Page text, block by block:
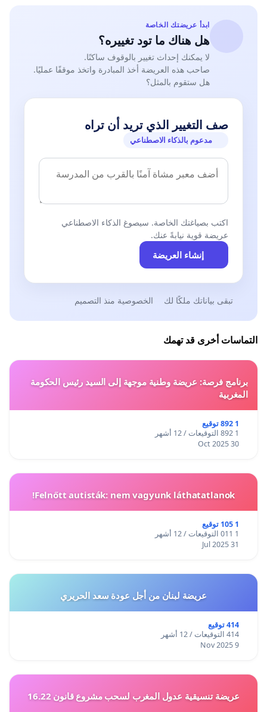
ابدأ عريضتك الخاصة
هل هناك ما تود تغييره؟
لا يمكنك إحداث تغيير بالوقوف ساكنًا.
صاحب هذه العريضة أخذ المبادرة واتخذ موقفًا عمليًا.
هل ستقوم بالمثل؟
صف التغيير الذي تريد أن تراه
مدعوم بالذكاء الاصطناعي
اكتب بصياغتك الخاصة. سيصوغ الذكاء الاصطناعي
عريضة قوية نيابةً عنك.
إنشاء العريضة
تبقى بياناتك ملكًا لك الخصوصية منذ التصميم
التماسات أخرى قد تهمك
برنامج فرصة: عريضة وطنية موجهة إلى السيد رئيس الحكومة
المغربية
1 892 توقيع
1 892 التوقيعات / 12 أشهر
30 Oct 2025
Felnőtt autisták: nem vagyunk láthatatlanok!
1 105 توقيع
1 011 التوقيعات / 12 أشهر
31 Jul 2025
عريضة لبنان من أجل عودة سعد الحريري
414 توقيع
414 التوقيعات / 12 أشهر
9 Nov 2025
عريضة تنسيقية عدول المغرب لسحب مشروع قانون 16.22